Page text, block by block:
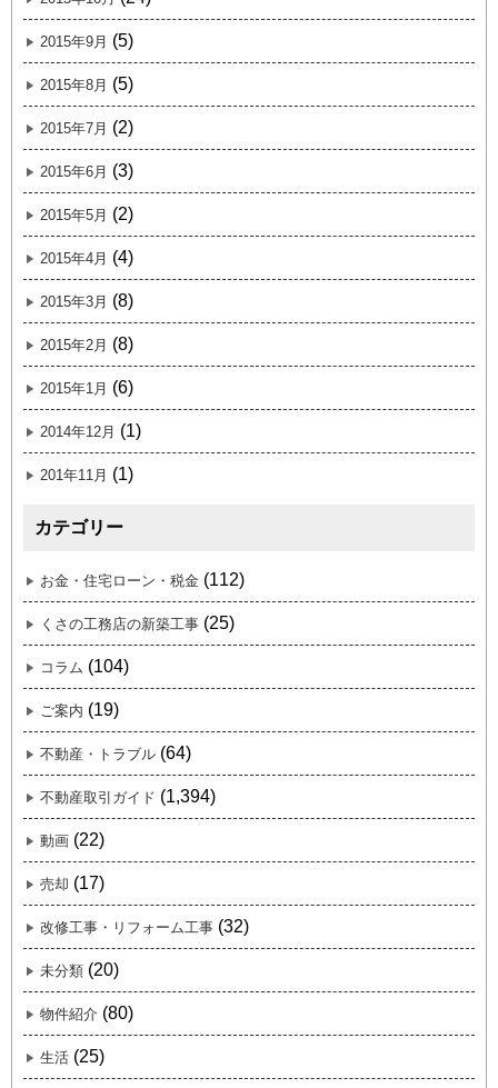
2015年9月 (5)
2015年8月 (5)
2015年7月 (2)
2015年6月 (3)
2015年5月 (2)
2015年4月 (4)
2015年3月 (8)
2015年2月 (8)
2015年1月 (6)
2014年12月 (1)
201年11月 (1)
カテゴリー
お金・住宅ローン・税金 (112)
くさの工務店の新築工事 (25)
コラム (104)
ご案内 (19)
不動産・トラブル (64)
不動産取引ガイド (1,394)
動画 (22)
売却 (17)
改修工事・リフォーム工事 (32)
未分類 (20)
物件紹介 (80)
生活 (25)